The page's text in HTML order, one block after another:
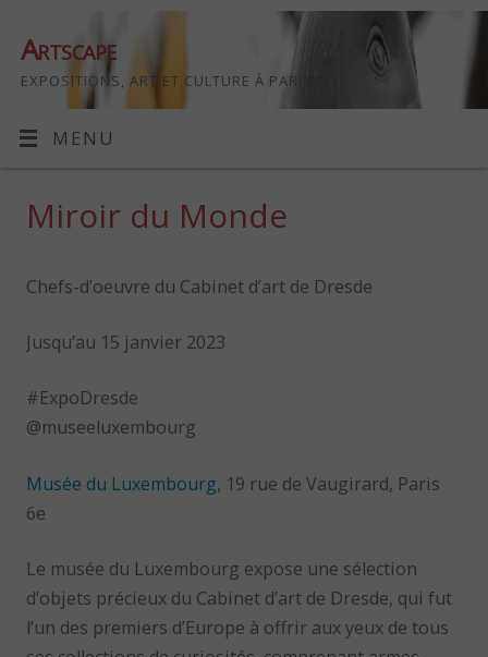
Artscape
EXPOSITIONS, ART ET CULTURE À PARIS
MENU
Miroir du Monde
Chefs-d’oeuvre du Cabinet d’art de Dresde
Jusqu’au 15 janvier 2023
#ExpoDresde
@museeluxembourg
Musée du Luxembourg, 19 rue de Vaugirard, Paris
6e
Le musée du Luxembourg expose une sélection
d’objets précieux du Cabinet d’art de Dresde, qui fut
l’un des premiers d’Europe à offrir aux yeux de tous